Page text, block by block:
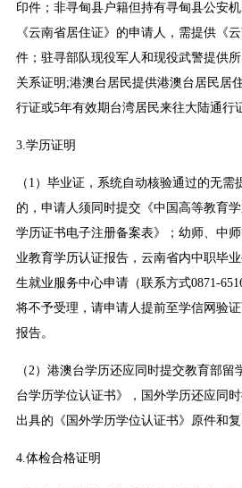
印件；非寻甸县户籍但持有寻甸县公安
《云南省居住证》的申请人，需提供《
件；驻寻部队现役军人和现役武警提供
关系证明;港澳台居民提供港澳台居民居
行证或5年有效期台湾居民来往大陆通行
3.学历证明
（1）毕业证，系统自动核验通过的无需
的，申请人须同时提交《中国高等教育
学历证书电子注册备案表》；幼师、中
业教育学历认证报告，云南省内中职毕
生就业服务中心申请（联系方式0871-
将不予受理，请申请人提前至学信网验
报告。
（2）港澳台学历还应同时提交教育部
台学历学位认证书》，国外学历还应同
出具的《国外学历学位认证书》原件和复
4.体检合格证明